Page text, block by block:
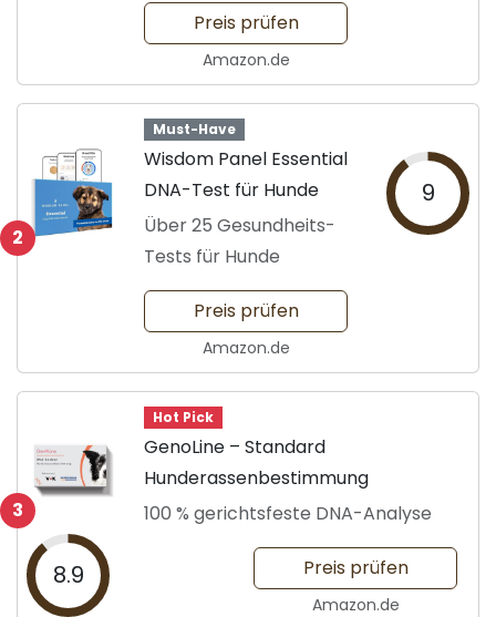
Preis prüfen
Amazon.de
2
Must-Have
Wisdom Panel Essential
DNA-Test für Hunde
Über 25 Gesundheits-
Tests für Hunde
9
Preis prüfen
Amazon.de
3
Hot Pick
GenoLine – Standard
Hunderassenbestimmung
100 % gerichtsfeste DNA-Analyse
8.9 Preis prüfen
Amazon.de